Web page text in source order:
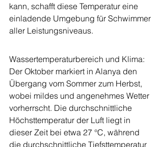
kann, schafft diese Temperatur eine
einladende Umgebung für Schwimmer
aller Leistungsniveaus.
Wassertemperaturbereich und Klima:
Der Oktober markiert in Alanya den
Übergang vom Sommer zum Herbst,
wobei mildes und angenehmes Wetter
vorherrscht. Die durchschnittliche
Höchsttemperatur der Luft liegt in
dieser Zeit bei etwa 27 °C, während
die durchschnittliche Tiefsttemperatur